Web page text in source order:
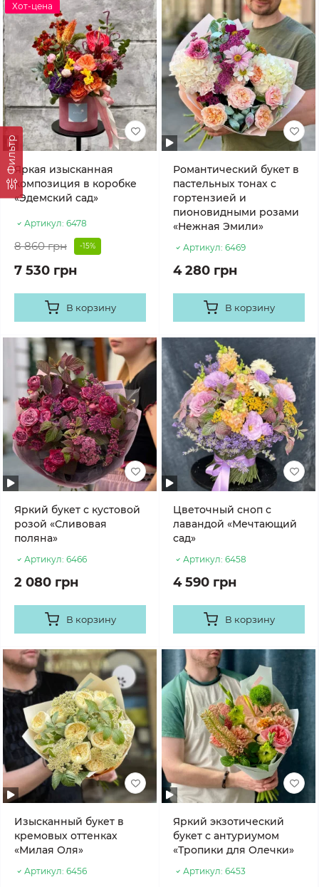
Фильтр
Хот-цена
Яркая изысканная
композиция в коробке
«Эдемский сад»
Артикул: 6478
8 860 грн -15%
7 530 грн
В корзину
Романтический букет в
пастельных тонах с
гортензией и
пионовидными розами
«Нежная Эмили»
Артикул: 6469
4 280 грн
В корзину
Яркий букет с кустовой
розой «Сливовая
поляна»
Артикул: 6466
2 080 грн
В корзину
Цветочный сноп с
лавандой «Мечтающий
сад»
Артикул: 6458
4 590 грн
В корзину
Изысканный букет в
кремовых оттенках
«Милая Оля»
Артикул: 6456
Яркий экзотический
букет с антуриумом
«Тропики для Олечки»
Артикул: 6453